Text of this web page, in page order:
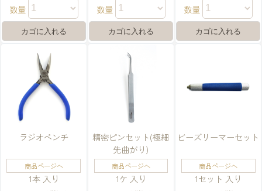
数量
数量
数量
ラジオペンチ
商品ページへ
1本 入り
精密ピンセット(極細
先曲がり)
商品ページへ
1ケ 入り
ビーズリーマーセット
商品ページへ
1セット 入り